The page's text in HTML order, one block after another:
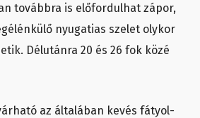
továbbra is előfordulhat zápor,
nyugatias szelet olykor
Délutánra 20 és 26 fok közé
az általában kevés fátyol-